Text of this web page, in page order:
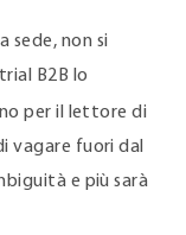
sede, non si
B2B lo
per il lettore di
vagare fuori dal
e più sarà